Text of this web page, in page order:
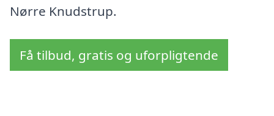
Nørre Knudstrup.
Få tilbud, gratis og uforpligtende